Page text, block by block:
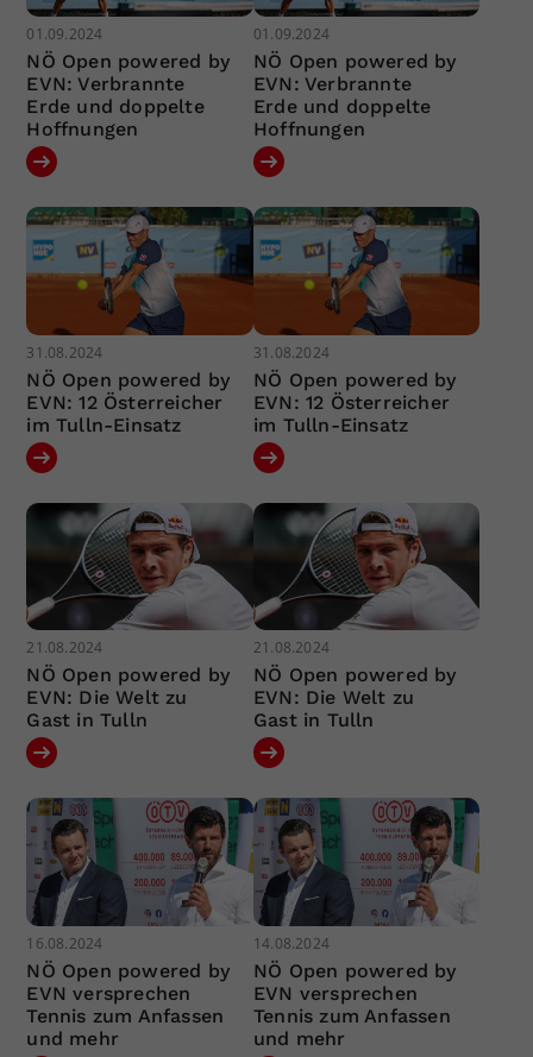
01.09.2024
NÖ Open powered by
EVN: Verbrannte
Erde und doppelte
Hoffnungen
01.09.2024
NÖ Open powered by
EVN: Verbrannte
Erde und doppelte
Hoffnungen
31.08.2024
NÖ Open powered by
EVN: 12 Österreicher
im Tulln-Einsatz
31.08.2024
NÖ Open powered by
EVN: 12 Österreicher
im Tulln-Einsatz
21.08.2024
NÖ Open powered by
EVN: Die Welt zu
Gast in Tulln
21.08.2024
NÖ Open powered by
EVN: Die Welt zu
Gast in Tulln
16.08.2024
NÖ Open powered by
EVN versprechen
Tennis zum Anfassen
und mehr
14.08.2024
NÖ Open powered by
EVN versprechen
Tennis zum Anfassen
und mehr